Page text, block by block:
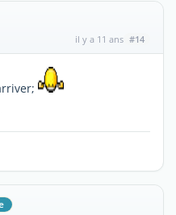
il y a 11 ans #14